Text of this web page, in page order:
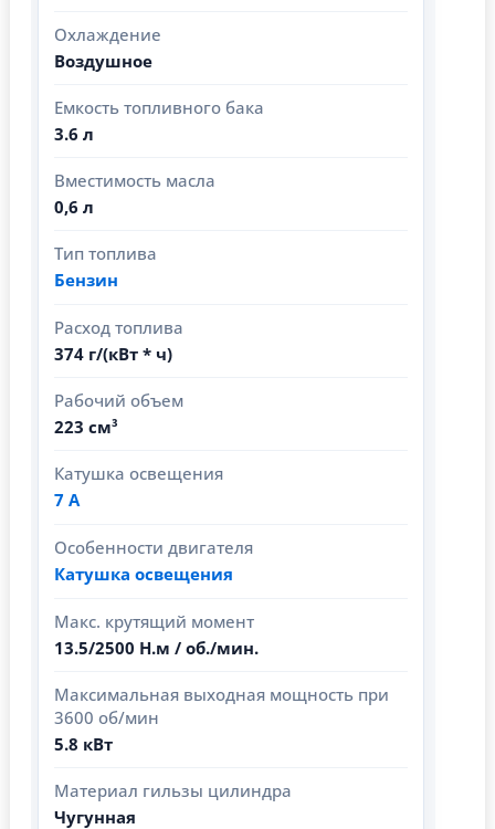
Охлаждение
Воздушное
Емкость топливного бака
3.6 л
Вместимость масла
0,6 л
Тип топлива
Бензин
Расход топлива
374 г/(кВт * ч)
Рабочий объем
223 см³
Катушка освещения
7 А
Особенности двигателя
Катушка освещения
Макс. крутящий момент
13.5/2500 Н.м / об./мин.
Максимальная выходная мощность при
3600 об/мин
5.8 кВт
Материал гильзы цилиндра
Чугунная